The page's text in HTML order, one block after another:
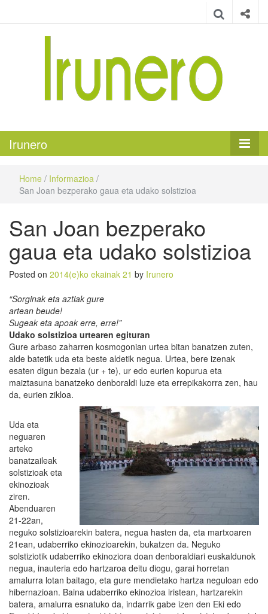
Irunero
Home / Informazioa /
San Joan bezperako gaua eta udako solstizioa
San Joan bezperako
gaua eta udako solstizioa
Posted on 2014(e)ko ekainak 21 by Irunero
“Sorginak eta aztiak gure
artean beude!
Sugeak eta apoak erre, erre!”
Udako solstizioa urtearen egituran
Gure arbaso zaharren kosmogonian urtea bitan banatzen zuten,
alde batetik uda eta beste aldetik negua. Urtea, bere izenak
esaten digun bezala (ur + te), ur edo eurien kopurua eta
maiztasuna banatzeko denboraldi luze eta errepikakorra zen, hau
da, eurien zikloa.
Uda eta
neguaren
arteko
banatzaileak
solstizioak eta
ekinozioak
ziren.
Abenduaren
21-22an,
neguko solstizioarekin batera, negua hasten da, eta martxoaren
21ean, udaberriko ekinozioarekin, bukatzen da. Neguko
solstiziotik udaberriko ekinoziora doan denboraldiari euskaldunok
negua, inauteria edo hartzaroa deitu diogu, garai horretan
amalurra lotan baitago, eta gure mendietako hartza neguloan edo
hibernazioan. Baina udaberriko ekinozioa iristean, hartzarekin
batera, amalurra esnatuko da, indarrik gabe izen den Eki edo